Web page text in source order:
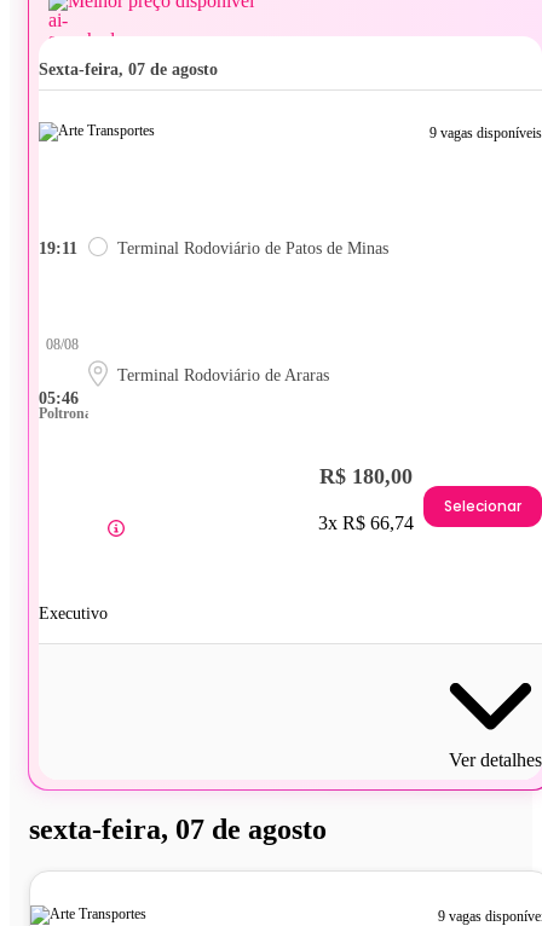
sexta-feira, 07 de agosto
9 vagas disponíveis
19:11 Terminal Rodoviário de Patos de Minas
05:46
08/08
Terminal Rodoviário de Araras
Poltrona
Executivo
R$ 180,00
3x R$ 66,74
Selecionar
Ver detalhes
sexta-feira, 07 de agosto
9 vagas